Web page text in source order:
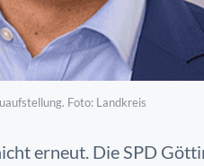
Foto: Landkreis
erneut. Die SPD